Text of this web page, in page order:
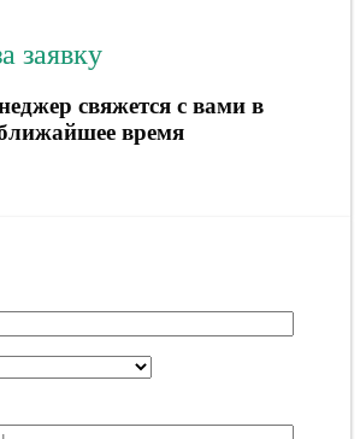
заявку
свяжется с вами в
время